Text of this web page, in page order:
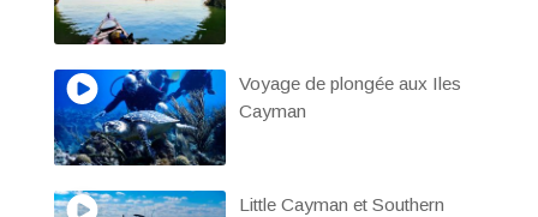
Voyage de plongée aux Iles
Cayman
Little Cayman et Southern